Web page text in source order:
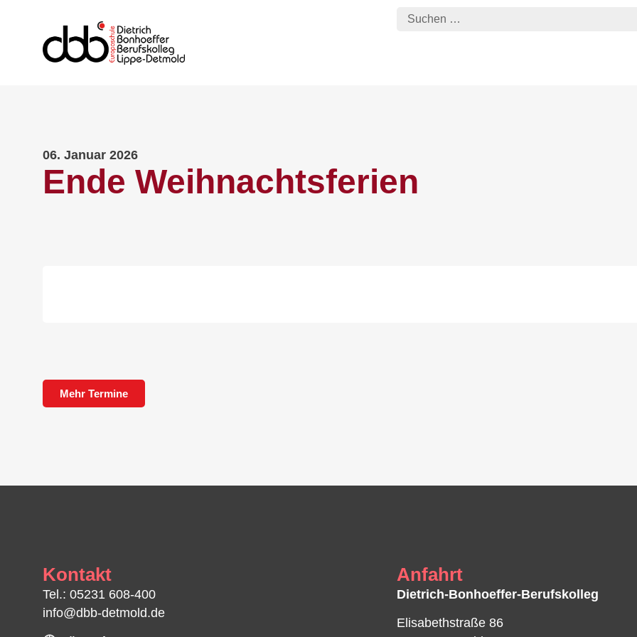
06. Januar 2026
Ende Weihnachtsferien
Mehr Termine
Kontakt
Tel.: 05231 608-400
info@dbb-detmold.de
Anfahrt
Dietrich-Bonhoeffer-Berufskolleg
Elisabethstraße 86